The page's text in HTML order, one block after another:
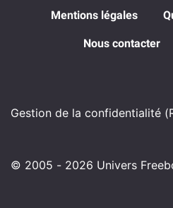
Mentions légales
Nous contacter
Gestion de la confidentialité
© 2005 - 2026 Univers